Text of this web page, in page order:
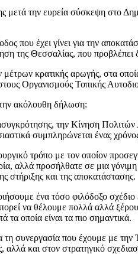
την ευρεία σύσκεψη στο
που έχει γίνει για την
της Θεσσαλίας, που
κρατικής αρωγής, στα
Οργανισμούς Τοπικής
ακόλουθη δήλωση:
την Κίνηση
συμπληρώνεται ένας
τρόπο με τον οποίον
αλλά προσήλθατε σε μια
στήριξης και της αποκατάστασης.
ένα τόσο φιλόδοξο σχέδιο
να θέλουμε πολλά αλλά
οποία είναι τα πιο σημαντικά.
συνεργασία που έχουμε με την
αλλά και στον στρατηγικό